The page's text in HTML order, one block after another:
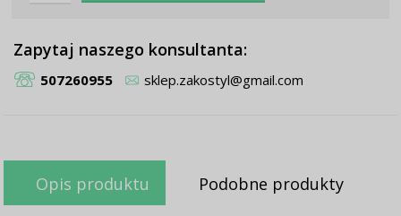
Zapytaj naszego konsultanta:
507260955 sklep.zakostyl@gmail.com
Opis produktu Podobne produkty